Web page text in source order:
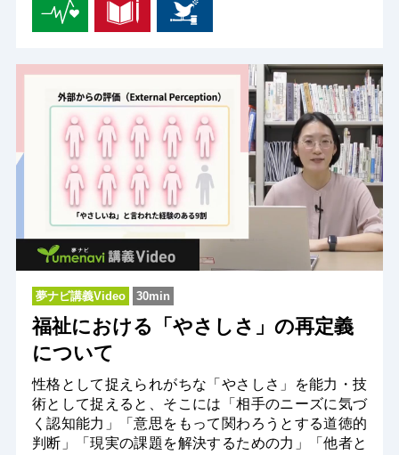
夢ナビ講義Video 30min
福祉における「やさしさ」の再定義
について
性格として捉えられがちな「やさしさ」を能力・技
術として捉えると、そこには「相手のニーズに気づ
く認知能力」「意思をもって関わろうとする道徳的
判断」「現実の課題を解決するための力」「他者と